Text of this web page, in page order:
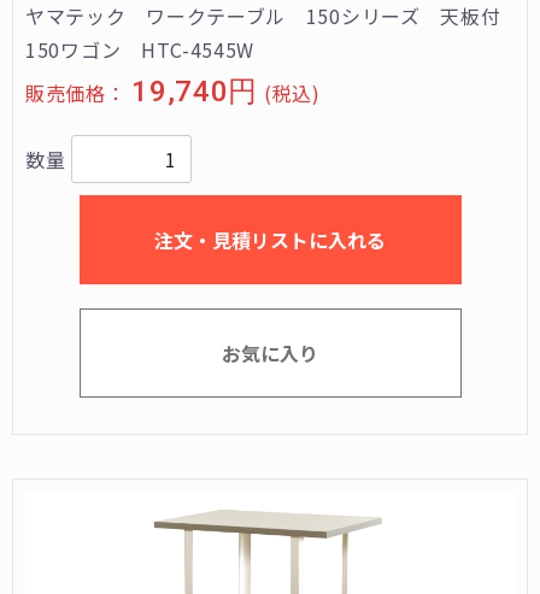
ヤマテック ワークテーブル 150シリーズ 天板付
150ワゴン HTC-4545W
販売価格： 19,740円 (税込)
数量
注文・見積リストに入れる
お気に入り